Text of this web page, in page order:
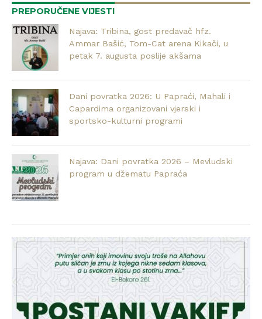
PREPORUČENE VIJESTI
Najava: Tribina, gost predavač hfz.
Ammar Bašić, Tom-Cat arena Kikači, u
petak 7. augusta poslije akšama
Dani povratka 2026: U Papraći, Mahali i
Capardima organizovani vjerski i
sportsko-kulturni programi
Najava: Dani povratka 2026 – Mevludski
program u džematu Papraća